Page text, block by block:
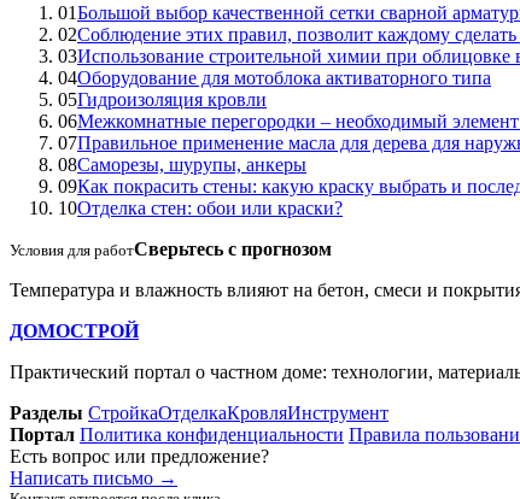
01Большой выбор качественной сетки сварной
02Соблюдение этих правил, позволит каждому
03Использование строительной химии при
04Оборудование для мотоблока активаторного типа
05Гидроизоляция кровли
06Межкомнатные перегородки – необходимый
07Правильное применение масла для дерева для
08Саморезы, шурупы, анкеры
09Как покрасить стены: какую краску выбрать и
10Отделка стен: обои или краски?
Условия для работСверьтесь с прогнозом
Температура и влажность влияют на бетон, смеси и
ДОМОСТРОЙ
Практический портал о частном доме: технологии,
Разделы СтройкаОтделкаКровляИнструмент
Портал Политика конфиденциальности Правила
Есть вопрос или предложение?
Написать письмо →